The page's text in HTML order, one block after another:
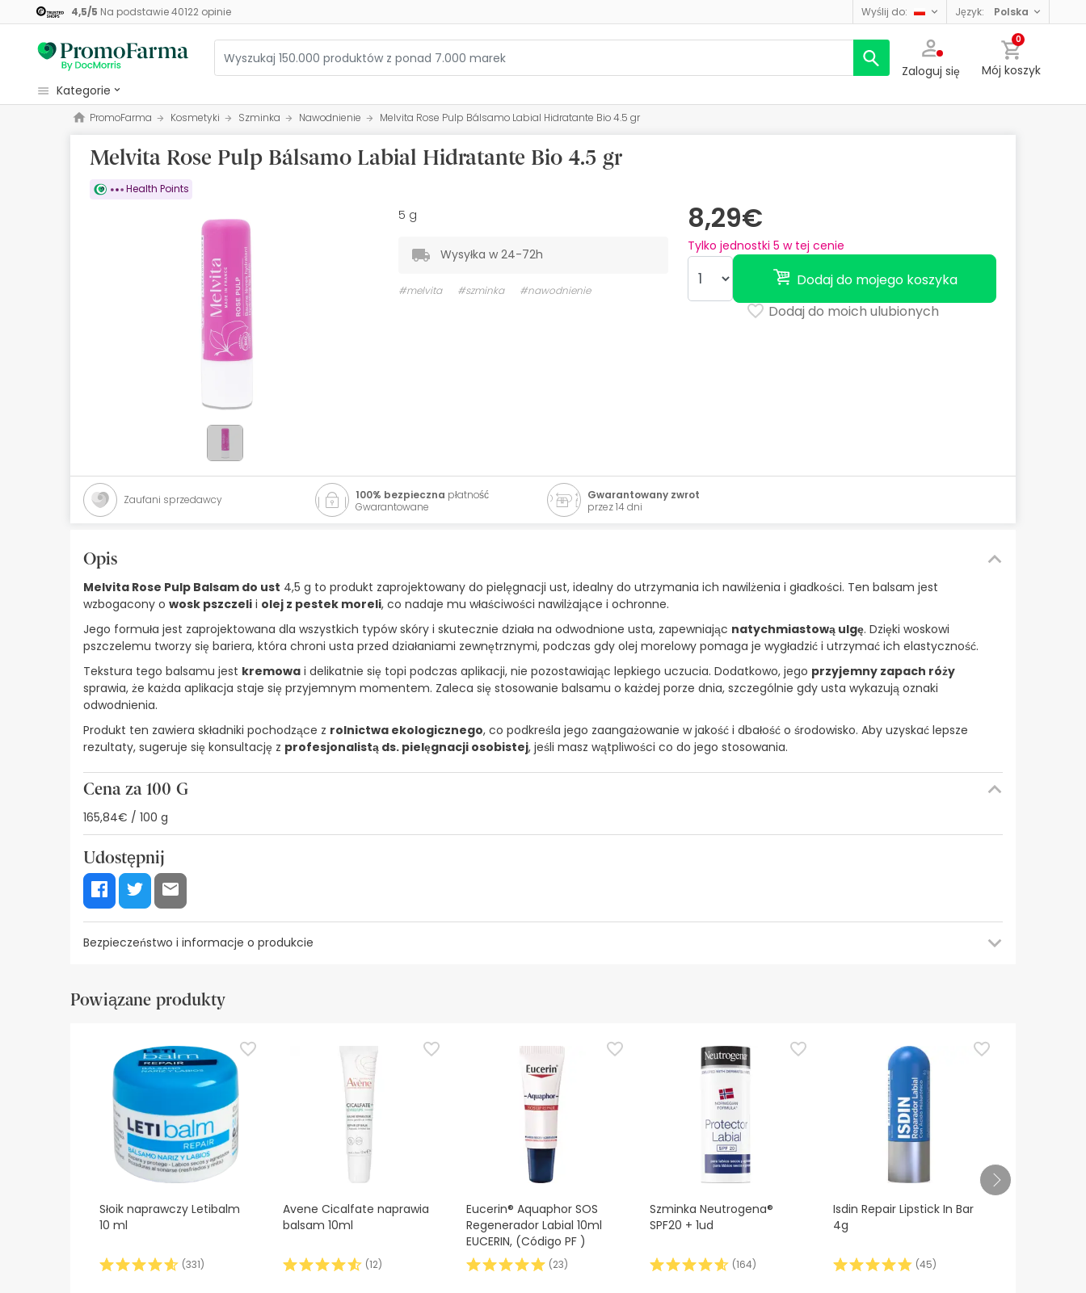
4,5/5 Na podstawie40122opinie wyślij do: język: polska
Zaloguj się
0
Mój koszyk
kategorie
Kosmetyki
Zdrowie
Higiena
Bestsellery
Health Points
PromoFarma Kosmetyki Szminka Nawodnienie Melvita Rose Pulp Bálsamo Labial Hidratante Bio 4.5 gr
Melvita Rose Pulp Bálsamo Labial Hidratante Bio 4.5 gr
Health Points
8,29€
Tylko jednostki 5 w tej cenie
Dodaj do mojego koszyka
Dodaj do moich ulubionych
5 g
Wysyłka w 24-72h
#melvita #szminka #nawodnienie
Zaufani sprzedawcy 100% bezpieczna płatność
Gwarantowane
Gwarantowany zwrot
przez 14 dni
Opis
Melvita Rose Pulp Balsam do ust 4,5 g to produkt zaprojektowany do pielęgnacji ust, idealny do utrzymania ich nawilżenia i gładkości. Ten balsam jest
wzbogacony o wosk pszczeli i olej z pestek moreli, co nadaje mu właściwości nawilżające i ochronne.
Jego formuła jest zaprojektowana dla wszystkich typów skóry i skutecznie działa na odwodnione usta, zapewniając natychmiastową ulgę. Dzięki woskowi
pszczelemu tworzy się bariera, która chroni usta przed działaniami zewnętrznymi, podczas gdy olej morelowy pomaga je wygładzić i utrzymać ich elastyczność.
Tekstura tego balsamu jest kremowa i delikatnie się topi podczas aplikacji, nie pozostawiając lepkiego uczucia. Dodatkowo, jego przyjemny zapach róży
sprawia, że każda aplikacja staje się przyjemnym momentem. Zaleca się stosowanie balsamu o każdej porze dnia, szczególnie gdy usta wykazują oznaki
odwodnienia.
Produkt ten zawiera składniki pochodzące z rolnictwa ekologicznego, co podkreśla jego zaangażowanie w jakość i dbałość o środowisko. Aby uzyskać lepsze
rezultaty, sugeruje się konsultację z profesjonalistą ds. pielęgnacji osobistej, jeśli masz wątpliwości co do jego stosowania.
Cena za 100 G
165,84€ / 100 g
Udostępnij
Bezpieczeństwo i informacje o produkcie
Zasoby bezpieczeństwa wizualnego
zalecamy zapoznanie się z informacjami dotyczącymi bezpieczeństwa dołączonymi do produktu przed jego użyciem. W razie jakichkolwiek pytań dotyczących
bezpieczeństwa, prosimy o kontakt. Ponadto, jeśli chcesz, możesz również zwrócić produkt, postępując
zgodnie z naszymi warunkami
Powiązane produkty
Słoik naprawczy Letibalm
10 ml
(331)
Avene Cicalfate naprawia
balsam 10ml
(12)
Eucerin® Aquaphor SOS
Regenerador Labial 10ml
EUCERIN, (Código PF )
(23)
Szminka Neutrogena®
SPF20 + 1ud
(164)
Isdin Repair Lipstick In Bar
4g
(45)